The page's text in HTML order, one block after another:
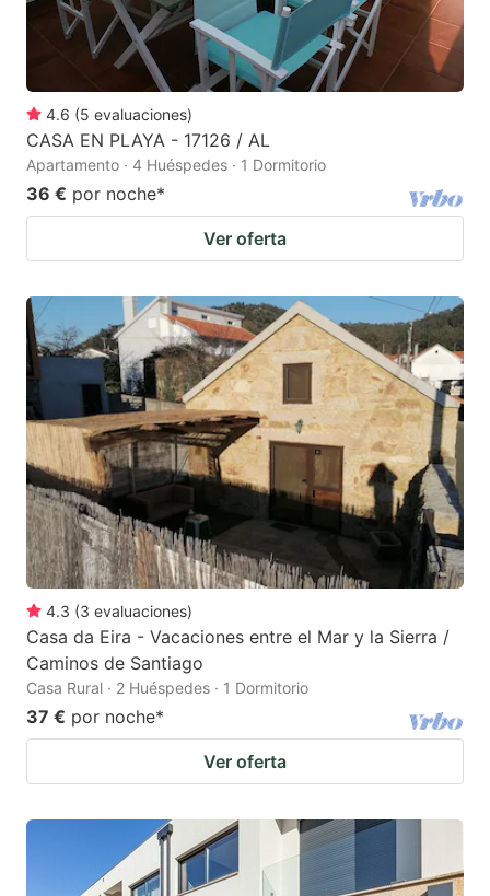
4.6 (5 evaluaciones)
CASA EN PLAYA - 17126 / AL
Apartamento · 4 Huéspedes · 1 Dormitorio
36 € por noche*
Ver oferta
4.3 (3 evaluaciones)
Casa da Eira - Vacaciones entre el Mar y la Sierra /
Caminos de Santiago
Casa Rural · 2 Huéspedes · 1 Dormitorio
37 € por noche*
Ver oferta